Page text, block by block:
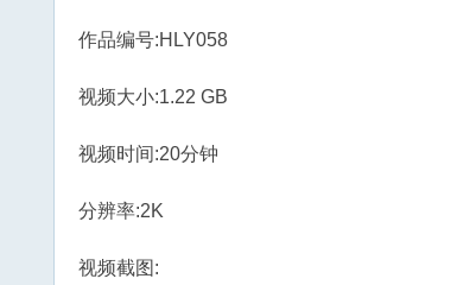
作品编号:HLY058
视频大小:1.22 GB
视频时间:20分钟
分辨率:2K
视频截图: